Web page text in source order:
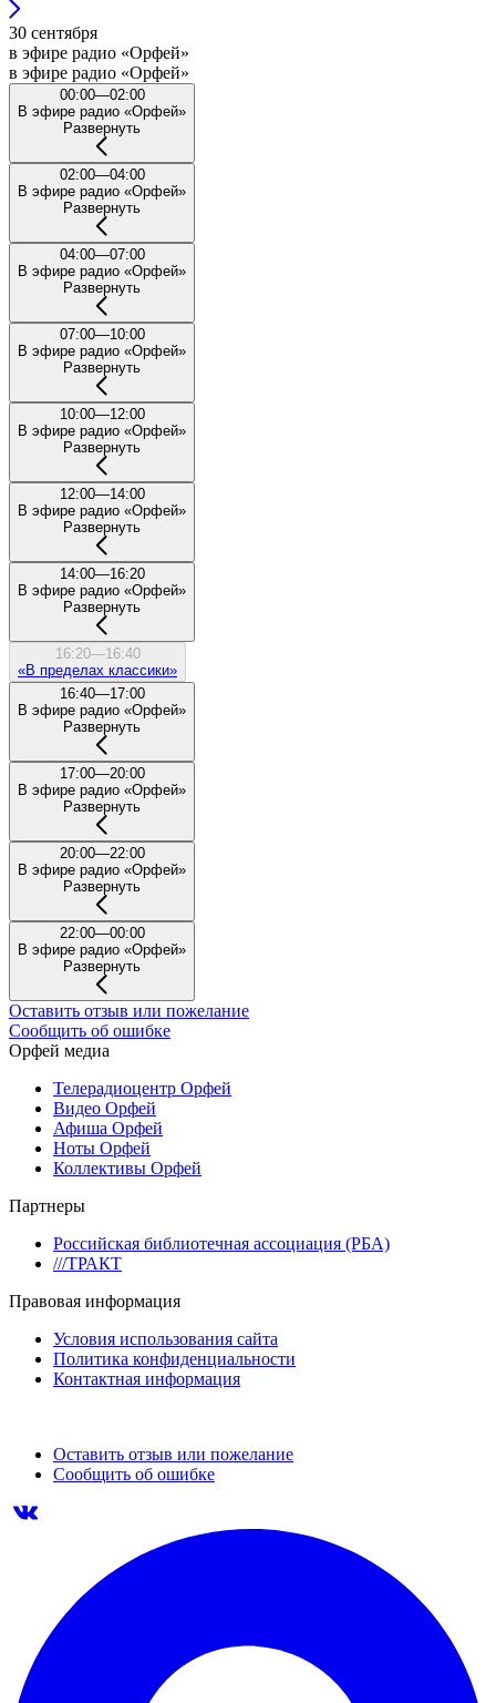
30 сентября
в эфире радио «Орфей»
в эфире радио «Орфей»
00:00—02:00
В эфире радио «Орфей»
Развернуть
02:00—04:00
В эфире радио «Орфей»
Развернуть
04:00—07:00
В эфире радио «Орфей»
Развернуть
07:00—10:00
В эфире радио «Орфей»
Развернуть
10:00—12:00
В эфире радио «Орфей»
Развернуть
12:00—14:00
В эфире радио «Орфей»
Развернуть
14:00—16:20
В эфире радио «Орфей»
Развернуть
16:20—16:40
«В пределах классики»
16:40—17:00
В эфире радио «Орфей»
Развернуть
17:00—20:00
В эфире радио «Орфей»
Развернуть
20:00—22:00
В эфире радио «Орфей»
Развернуть
22:00—00:00
В эфире радио «Орфей»
Развернуть
Оставить отзыв или пожелание
Сообщить об ошибке
Орфей медиа
Телерадиоцентр Орфей
Видео Орфей
Афиша Орфей
Ноты Орфей
Коллективы Орфей
Партнеры
Российская библиотечная ассоциация (РБА)
///ТРАКТ
Правовая информация
Условия использования сайта
Политика конфиденциальности
Контактная информация
Оставить отзыв или пожелание
Сообщить об ошибке